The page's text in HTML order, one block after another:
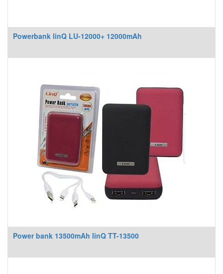
Powerbank linQ LU-12000+ 12000mAh
Power bank 13500mAh linQ TT-13500